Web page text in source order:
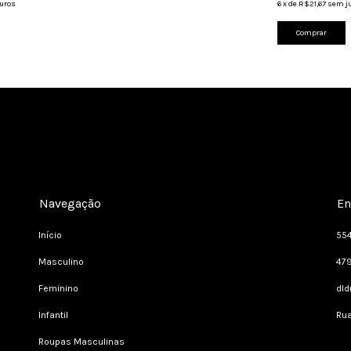
6xde R$21,67 sem
Comprar
Navegação
Início
Masculino
Feminino
Infantil
Roupas Masculinas